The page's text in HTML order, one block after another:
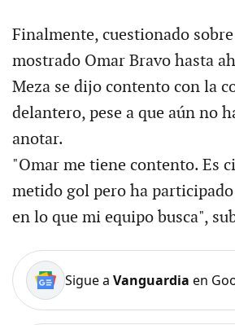
Finalmente, cuestionado
mostrado Omar Bravo hasta
Meza se dijo contento con la
delantero, pese a que aún no
anotar.
"Omar me tiene contento. Es
metido gol pero ha
en lo que mi equipo busca",
Sigue a Vanguardia en